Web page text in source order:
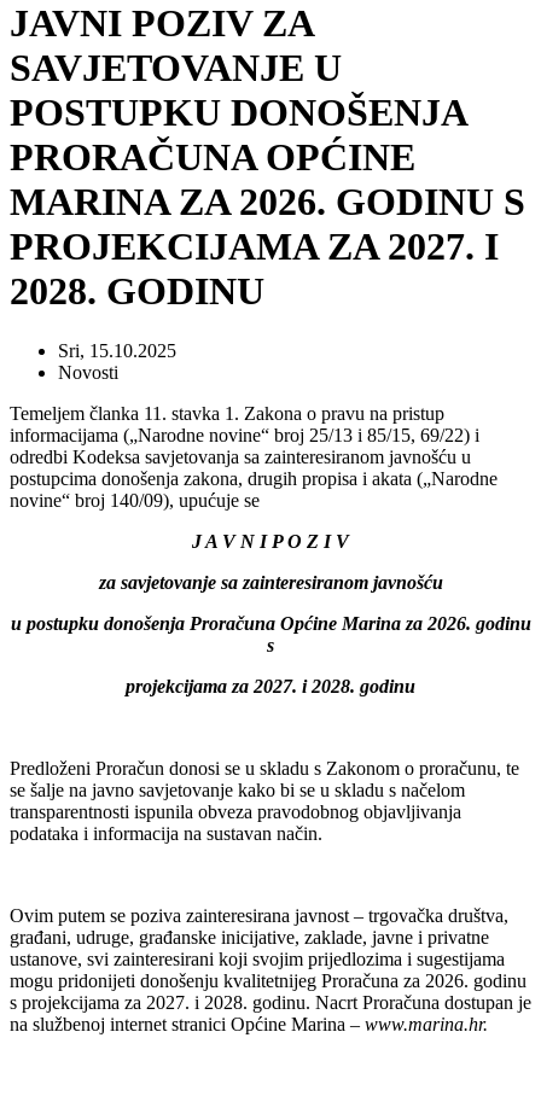
JAVNI POZIV ZA
SAVJETOVANJE U
POSTUPKU DONOŠENJA
PRORAČUNA OPĆINE
MARINA ZA 2026. GODINU S
PROJEKCIJAMA ZA 2027. I
2028. GODINU
Sri, 15.10.2025
Novosti
Temeljem članka 11. stavka 1. Zakona o pravu na pristup
informacijama („Narodne novine“ broj 25/13 i 85/15, 69/22) i
odredbi Kodeksa savjetovanja sa zainteresiranom javnošću u
postupcima donošenja zakona, drugih propisa i akata („Narodne
novine“ broj 140/09), upućuje se
J A V N I P O Z I V
za savjetovanje sa zainteresiranom javnošću
u postupku donošenja Proračuna Općine Marina za 2026. godinu
s
projekcijama za 2027. i 2028. godinu
Predloženi Proračun donosi se u skladu s Zakonom o proračunu, te
se šalje na javno savjetovanje kako bi se u skladu s načelom
transparentnosti ispunila obveza pravodobnog objavljivanja
podataka i informacija na sustavan način.
Ovim putem se poziva zainteresirana javnost – trgovačka društva,
građani, udruge, građanske inicijative, zaklade, javne i privatne
ustanove, svi zainteresirani koji svojim prijedlozima i sugestijama
mogu pridonijeti donošenju kvalitetnijeg Proračuna za 2026. godinu
s projekcijama za 2027. i 2028. godinu. Nacrt Proračuna dostupan je
na službenoj internet stranici Općine Marina – www.marina.hr.